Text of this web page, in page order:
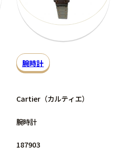
腕時計
Cartier（カルティエ）
腕時計
187903